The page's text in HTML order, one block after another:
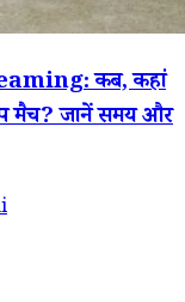
कब, कहां
मैच? जानें समय और